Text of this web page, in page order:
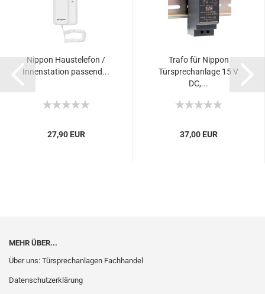
Nippon Haustelefon /
Innenstation passend...
27,90 EUR
Trafo für Nippon
Türsprechanlage 15 V
DC,...
37,00 EUR
MEHR ÜBER...
Über uns: Türsprechanlagen Fachhandel
Datenschutzerklärung